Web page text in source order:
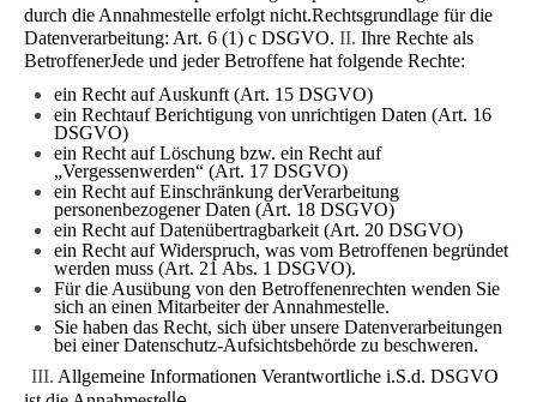
durch die Annahmestelle erfolgt nicht.Rechtsgrundlage für die
Datenverarbeitung: Art. 6 (1) c DSGVO. II. Ihre Rechte als
BetroffenerJede und jeder Betroffene hat folgende Rechte:
ein Recht auf Auskunft (Art. 15 DSGVO)
ein Rechtauf Berichtigung von unrichtigen Daten (Art. 16
DSGVO)
ein Recht auf Löschung bzw. ein Recht auf
„Vergessenwerden“ (Art. 17 DSGVO)
ein Recht auf Einschränkung derVerarbeitung
personenbezogener Daten (Art. 18 DSGVO)
ein Recht auf Datenübertragbarkeit (Art. 20 DSGVO)
ein Recht auf Widerspruch, was vom Betroffenen begründet
werden muss (Art. 21 Abs. 1 DSGVO).
Für die Ausübung von den Betroffenenrechten wenden Sie
sich an einen Mitarbeiter der Annahmestelle.
Sie haben das Recht, sich über unsere Datenverarbeitungen
bei einer Datenschutz-Aufsichtsbehörde zu beschweren.
III. Allgemeine Informationen Verantwortliche i.S.d. DSGVO